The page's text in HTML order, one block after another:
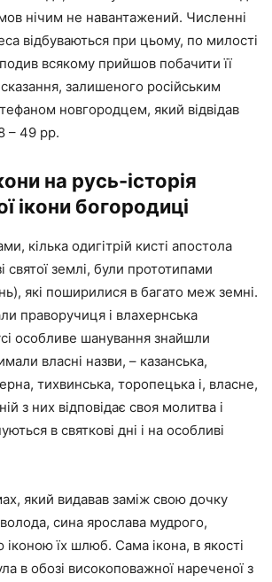
нічим не навантажений. Численні
відбуваються при цьому, по милості
всякому прийшов побачити її
залишеного російським
новгородцем, який відвідав
– 49 рр.
на русь-історія
ікони богородиці
кілька одигітрій кисті апостола
святої землі, були прототипами
які поширилися в багато меж земні.
праворучиця і влахернська
особливе шанування знайшли
власні назви, – казанська,
тихвинська, торопецька і, власне,
з них відповідає своя молитва і
в святкові дні і на особливі
який видавав заміж свою дочку
сина ярослава мудрого,
іконою їх шлюб. Сама ікона, в якості
в обозі високоповажної нареченої з